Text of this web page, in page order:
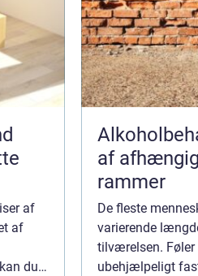
af
af
du
af
rammer
De fleste
varierende
tilværelsen. Føler
ubehjælpeligt